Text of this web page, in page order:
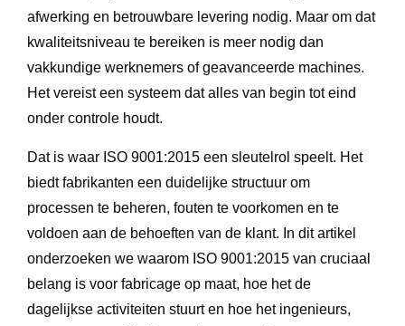
afwerking en betrouwbare levering nodig. Maar om dat
kwaliteitsniveau te bereiken is meer nodig dan
vakkundige werknemers of geavanceerde machines.
Het vereist een systeem dat alles van begin tot eind
onder controle houdt.
Dat is waar ISO 9001:2015 een sleutelrol speelt. Het
biedt fabrikanten een duidelijke structuur om
processen te beheren, fouten te voorkomen en te
voldoen aan de behoeften van de klant. In dit artikel
onderzoeken we waarom ISO 9001:2015 van cruciaal
belang is voor fabricage op maat, hoe het de
dagelijkse activiteiten stuurt en hoe het ingenieurs,